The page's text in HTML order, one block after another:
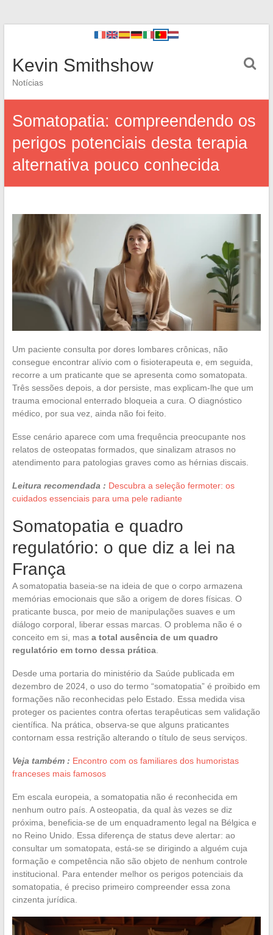
Kevin Smithshow
Notícias
Somatopatia: compreendendo os
perigos potenciais desta terapia
alternativa pouco conhecida
Um paciente consulta por dores lombares crônicas, não
consegue encontrar alívio com o fisioterapeuta e, em seguida,
recorre a um praticante que se apresenta como somatopata.
Três sessões depois, a dor persiste, mas explicam-lhe que um
trauma emocional enterrado bloqueia a cura. O diagnóstico
médico, por sua vez, ainda não foi feito.
Esse cenário aparece com uma frequência preocupante nos
relatos de osteopatas formados, que sinalizam atrasos no
atendimento para patologias graves como as hérnias discais.
Leitura recomendada : Descubra a seleção fermoter: os
cuidados essenciais para uma pele radiante
Somatopatia e quadro
regulatório: o que diz a lei na
França
A somatopatia baseia-se na ideia de que o corpo armazena
memórias emocionais que são a origem de dores físicas. O
praticante busca, por meio de manipulações suaves e um
diálogo corporal, liberar essas marcas. O problema não é o
conceito em si, mas a total ausência de um quadro
regulatório em torno dessa prática.
Desde uma portaria do ministério da Saúde publicada em
dezembro de 2024, o uso do termo “somatopatia” é proibido em
formações não reconhecidas pelo Estado. Essa medida visa
proteger os pacientes contra ofertas terapêuticas sem validação
científica. Na prática, observa-se que alguns praticantes
contornam essa restrição alterando o título de seus serviços.
Veja também : Encontro com os familiares dos humoristas
franceses mais famosos
Em escala europeia, a somatopatia não é reconhecida em
nenhum outro país. A osteopatia, da qual às vezes se diz
próxima, beneficia-se de um enquadramento legal na Bélgica e
no Reino Unido. Essa diferença de status deve alertar: ao
consultar um somatopata, está-se se dirigindo a alguém cuja
formação e competência não são objeto de nenhum controle
institucional. Para entender melhor os perigos potenciais da
somatopatia, é preciso primeiro compreender essa zona
cinzenta jurídica.